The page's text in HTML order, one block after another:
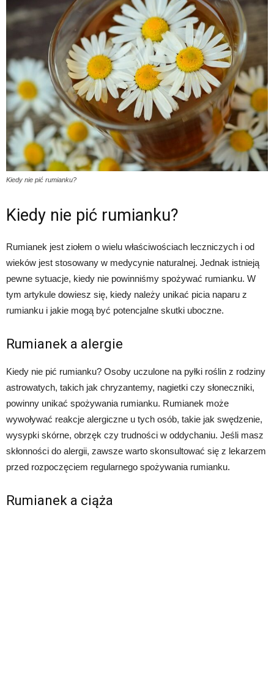
Kiedy nie pić rumianku?
Kiedy nie pić rumianku?
Rumianek jest ziołem o wielu właściwościach leczniczych i od
wieków jest stosowany w medycynie naturalnej. Jednak istnieją
pewne sytuacje, kiedy nie powinniśmy spożywać rumianku. W
tym artykule dowiesz się, kiedy należy unikać picia naparu z
rumianku i jakie mogą być potencjalne skutki uboczne.
Rumianek a alergie
Kiedy nie pić rumianku? Osoby uczulone na pyłki roślin z rodziny
astrowatych, takich jak chryzantemy, nagietki czy słoneczniki,
powinny unikać spożywania rumianku. Rumianek może
wywoływać reakcje alergiczne u tych osób, takie jak swędzenie,
wysypki skórne, obrzęk czy trudności w oddychaniu. Jeśli masz
skłonności do alergii, zawsze warto skonsultować się z lekarzem
przed rozpoczęciem regularnego spożywania rumianku.
Rumianek a ciąża